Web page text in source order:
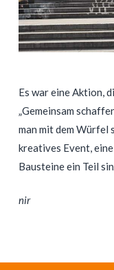
Es war eine Aktion,
„Gemeinsam
man mit dem
kreatives Event,
Bausteine ein Teil
nir